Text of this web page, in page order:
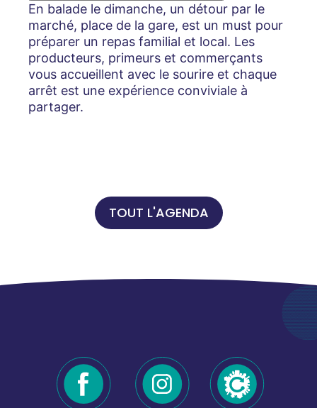
En balade le dimanche, un détour par le
marché, place de la gare, est un must pour
préparer un repas familial et local. Les
producteurs, primeurs et commerçants
vous accueillent avec le sourire et chaque
arrêt est une expérience conviviale à
partager.
TOUT L'AGENDA